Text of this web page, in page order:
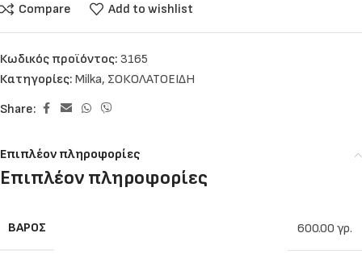
Compare
Add to wishlist
Κωδικός προϊόντος: 3165
Κατηγορίες: Milka, ΣΟΚΟΛΑΤΟΕΙΔΗ
Share:
Επιπλέον πληροφορίες
Επιπλέον πληροφορίες
ΒΆΡΟΣ 600.00 γρ.